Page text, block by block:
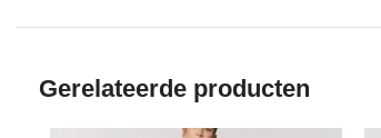
Gerelateerde producten